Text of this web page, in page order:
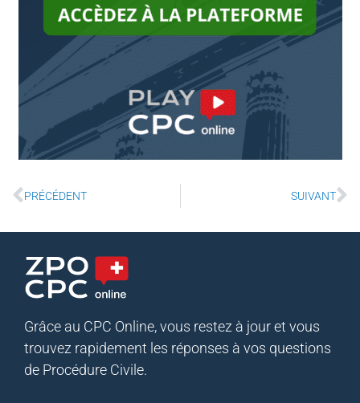
PRÉCÉDENT SUIVANT
Grâce au CPC Online, vous restez à jour et vous
trouvez rapidement les réponses à vos questions
de Procédure Civile.